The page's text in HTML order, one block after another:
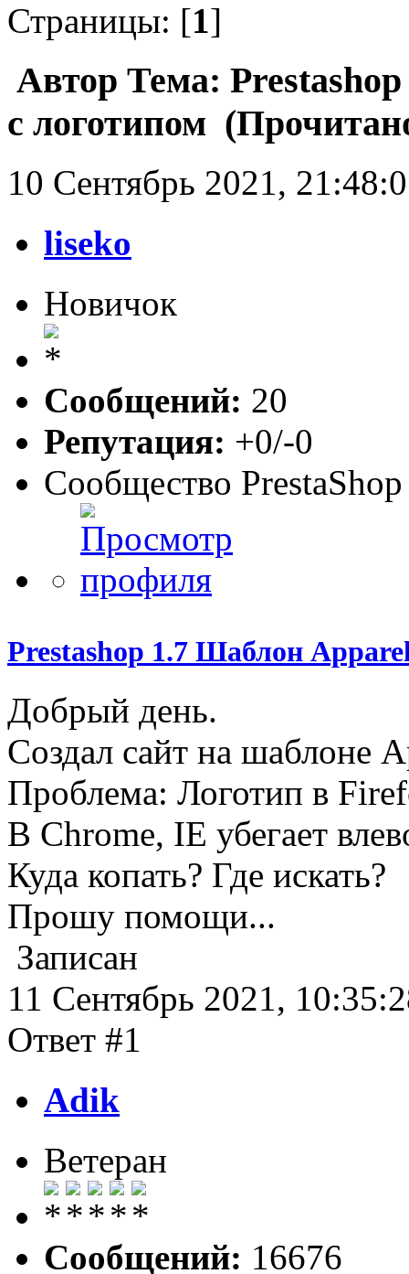
Страницы: [1]
Автор Тема:
с логотипом
10 Сентябрь 2021,
liseko
Новичок
Сообщений: 20
Репутация: +0/-0
Сообщество PrestaShop
Prestashop 1.7 Шаблон
Добрый день.
Создал сайт на шаблоне
Проблема: Логотип в
В Chrome, IE убегает
Куда копать? Где искать?
Прошу помощи...
Записан
11 Сентябрь 2021,
Ответ #1
Adik
Ветеран
Сообщений: 16676